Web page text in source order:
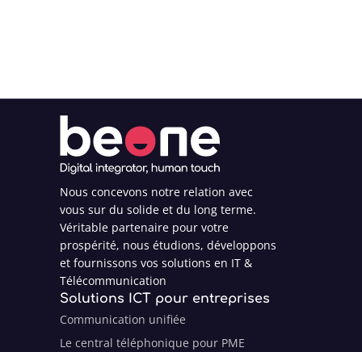
Nous concevons notre relation avec
vous sur du solide et du long terme.
Véritable partenaire pour votre
prospérité, nous étudions, développons
et fournissons vos solutions en IT &
Télécommunication
Solutions ICT pour entreprises
Communication unifiée
Le central téléphonique pour PME